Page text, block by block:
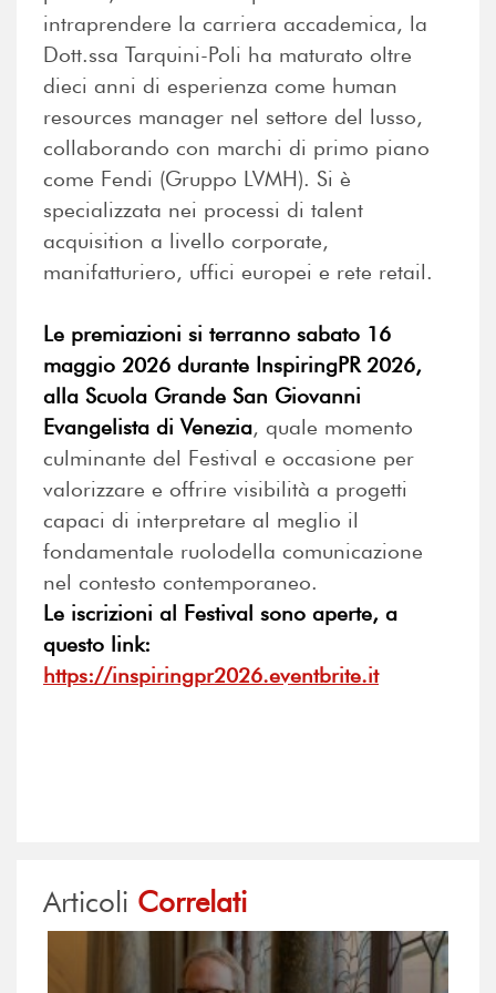
intraprendere la carriera accademica, la
Dott.ssa Tarquini-Poli ha maturato oltre
dieci anni di esperienza come human
resources manager nel settore del lusso,
collaborando con marchi di primo piano
come Fendi (Gruppo LVMH). Si è
specializzata nei processi di talent
acquisition a livello corporate,
manifatturiero, uffici europei e rete retail.
Le premiazioni si terranno sabato 16
maggio 2026 durante InspiringPR 2026,
alla Scuola Grande San Giovanni
Evangelista di Venezia, quale momento
culminante del Festival e occasione per
valorizzare e offrire visibilità a progetti
capaci di interpretare al meglio il
fondamentale ruolodella comunicazione
nel contesto contemporaneo.
Le iscrizioni al Festival sono aperte, a
questo link:
https://inspiringpr2026.eventbrite.it
Articoli Correlati